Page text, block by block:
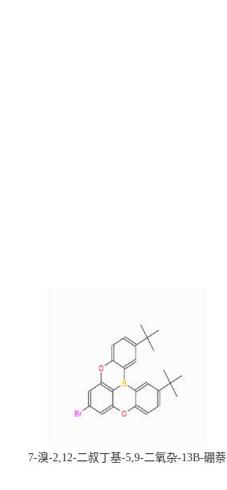
7-溴-2,12-二叔丁基-5,9-二氧杂-13B-硼萘